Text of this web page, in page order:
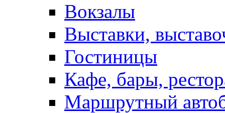
Вокзалы
Выставки,
Гостиницы
Кафе, бары,
Маршрутный